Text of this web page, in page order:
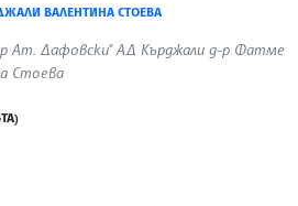
ВАЛЕНТИНА СТОЕВА
Ат. Дафовски" АД Кърджали д-р Фатме
Стоева